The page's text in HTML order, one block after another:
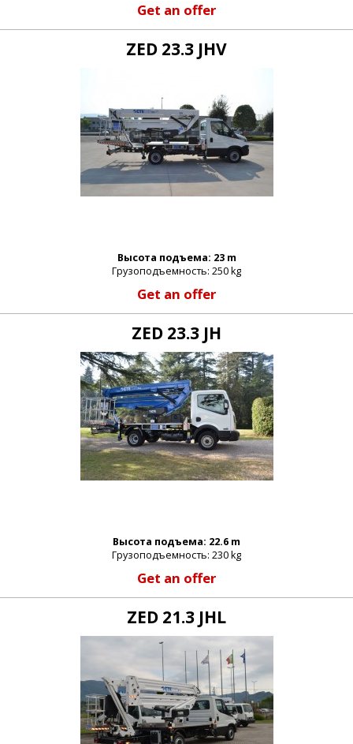
Get an offer
ZED 23.3 JHV
Высота подъема: 23 m
Грузоподъемность: 250 kg
Get an offer
ZED 23.3 JH
Высота подъема: 22.6 m
Грузоподъемность: 230 kg
Get an offer
ZED 21.3 JHL
_lost_password